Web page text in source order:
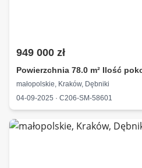
949 000 zł
Powierzchnia 78.0 m² Ilość
małopolskie, Kraków, Dębniki
04-09-2025 · C206-SM-58601